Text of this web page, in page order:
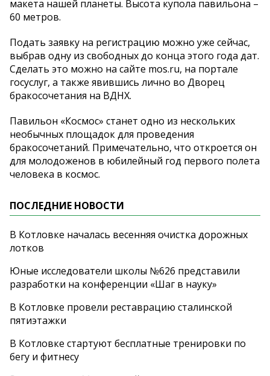
макета нашей планеты. Высота купола павильона –
60 метров.
Подать заявку на регистрацию можно уже сейчас,
выбрав одну из свободных до конца этого года дат.
Сделать это можно на сайте mos.ru, на портале
госуслуг, а также явившись лично во Дворец
бракосочетания на ВДНХ.
Павильон «Космос» станет одно из нескольких
необычных площадок для проведения
бракосочетаний. Примечательно, что откроется он
для молодоженов в юбилейный год первого полета
человека в космос.
ПОСЛЕДНИЕ НОВОСТИ
В Котловке началась весенняя очистка дорожных
лотков
Юные исследователи школы №626 представили
разработки на конференции «Шаг в науку»
В Котловке провели реставрацию сталинской
пятиэтажки
В Котловке стартуют бесплатные тренировки по
бегу и фитнесу